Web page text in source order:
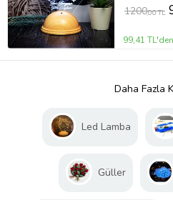
1200,00 TL
99,41
Daha Fazla
Led Lamba
Güller